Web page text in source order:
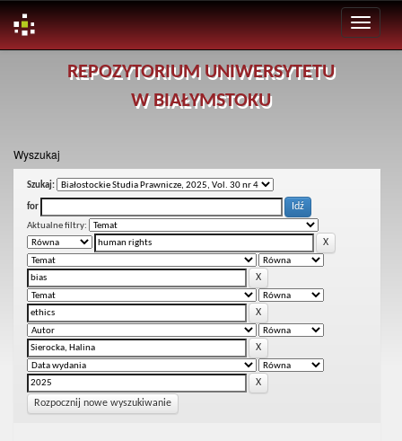
REPOZYTORIUM UNIWERSYTETU
W BIAŁYMSTOKU
Wyszukaj
Szukaj:
for
Aktualne filtry:
Rozpocznij nowe wyszukiwanie